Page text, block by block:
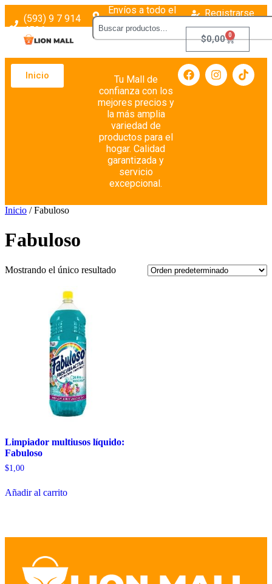
(593) 9 7 914
4526
Envíos a todo el
Registrarse
Login
$0,00 0
Inicio
Tu Mall de
confianza con los
mejores precios y
la más amplia
variedad de
productos para el
hogar. Calidad
garantizada y
servicio
excepcional.
Inicio / Fabuloso
Fabuloso
Mostrando el único resultado
Limpiador multiusos líquido:
Fabuloso
$1,00
Añadir al carrito